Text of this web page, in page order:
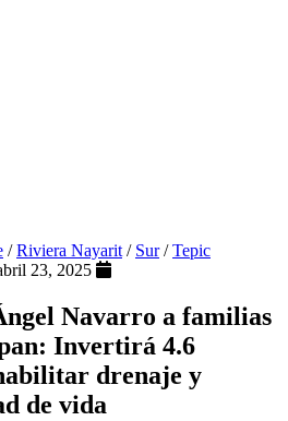
/Riviera Nayarit/ Sur/Tepic
23, 2025
Navarro a familias
Invertirá 4.6
drenaje y
de vida